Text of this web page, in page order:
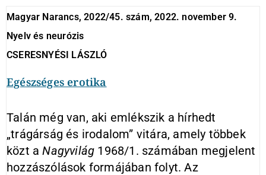
Magyar Narancs, 2022/45. szám, 2022. november 9.
Nyelv és neurózis
CSERESNYÉSI LÁSZLÓ
Egészséges erotika
Talán még van, aki emlékszik a hírhedt
„trágárság és irodalom” vitára, amely többek
közt aNagyvilág 1968/1. számában megjelent
hozzászólások formájában folyt. Az